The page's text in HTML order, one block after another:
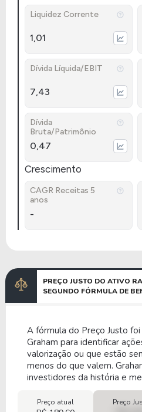
Liquidez Corrente
1,01
Dívida Líquida/EBIT
7,43
Dívida
Bruta/Patrimônio
0,47
Crescimento
CAGR Receitas 5
anos
-
PREÇO JUSTO DO ATIVO
SEGUNDO FÓRMULA DE
A fórmula do Preço Justo
Graham para identificar
valorização ou que estão
menos do que valem.
investidores da história e
Preço atual Preço